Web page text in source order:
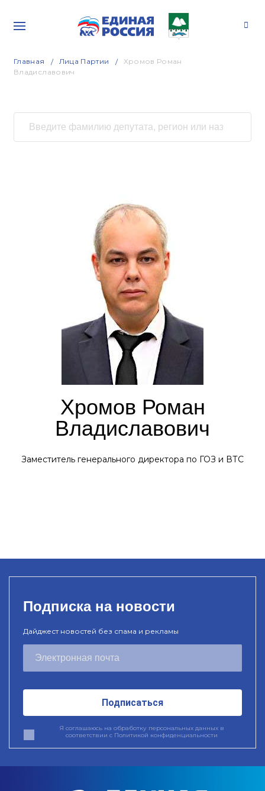
Главная Лица Партии
Хромов Роман
Владиславович
Хромов Роман
Владиславович
Заместитель генерального директора по ГОЗ и ВТС
Подписка на новости
Дайджест новостей без спама и рекламы
Подписаться
Я соглашаюсь на обработку персональных данных в
соответствии с Политикой конфиденциальности